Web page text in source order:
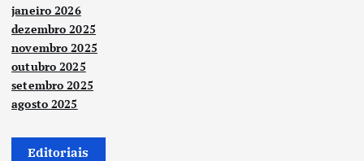
janeiro 2026
dezembro 2025
novembro 2025
outubro 2025
setembro 2025
agosto 2025
Editoriais